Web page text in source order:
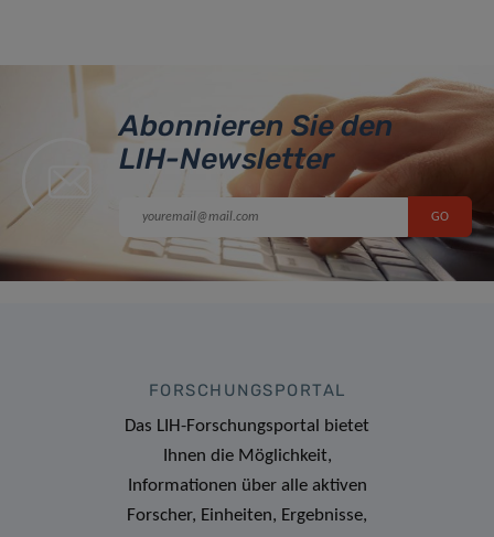
Abonnieren Sie den
LIH-Newsletter
FORSCHUNGSPORTAL
Das LIH-Forschungsportal bietet
Ihnen die Möglichkeit,
Informationen über alle aktiven
Forscher, Einheiten, Ergebnisse,